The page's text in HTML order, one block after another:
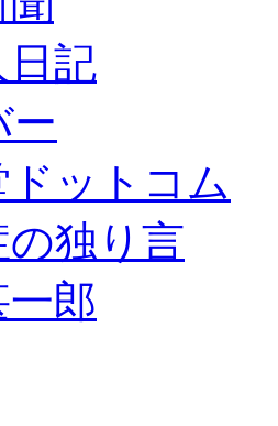
日記
ー
ドットコム
独り言
郎